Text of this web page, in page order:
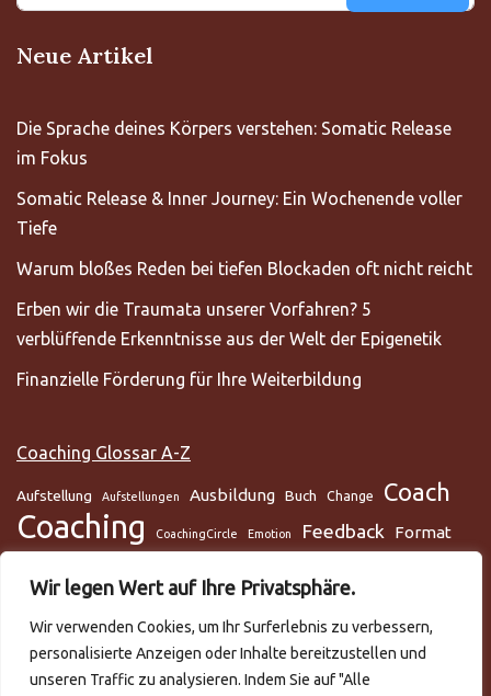
Wir legen Wert auf Ihre Privatsphäre.
Wir verwenden Cookies, um Ihr Surferlebnis zu verbessern,
personalisierte Anzeigen oder Inhalte bereitzustellen und
unseren Traffic zu analysieren. Indem Sie auf "Alle
Neue Artikel
Die Sprache deines Körpers verstehen: Somatic Release
im Fokus
Somatic Release & Inner Journey: Ein Wochenende voller
Tiefe
Warum bloßes Reden bei tiefen Blockaden oft nicht reicht
Erben wir die Traumata unserer Vorfahren? 5
verblüffende Erkenntnisse aus der Welt der Epigenetik
Finanzielle Förderung für Ihre Weiterbildung
Coaching Glossar A-Z
Aufstellung Aufstellungen Ausbildung Buch Change Coach
Coaching CoachingCircle Emotion Feedback Format
Glaubenssysteme Loslassen Lunge Lösungsorientiert Meditation
Mental mentale Gesundheit Mentaltraining Metamodell
NLP Practitioner Rapport Selbstmanagement